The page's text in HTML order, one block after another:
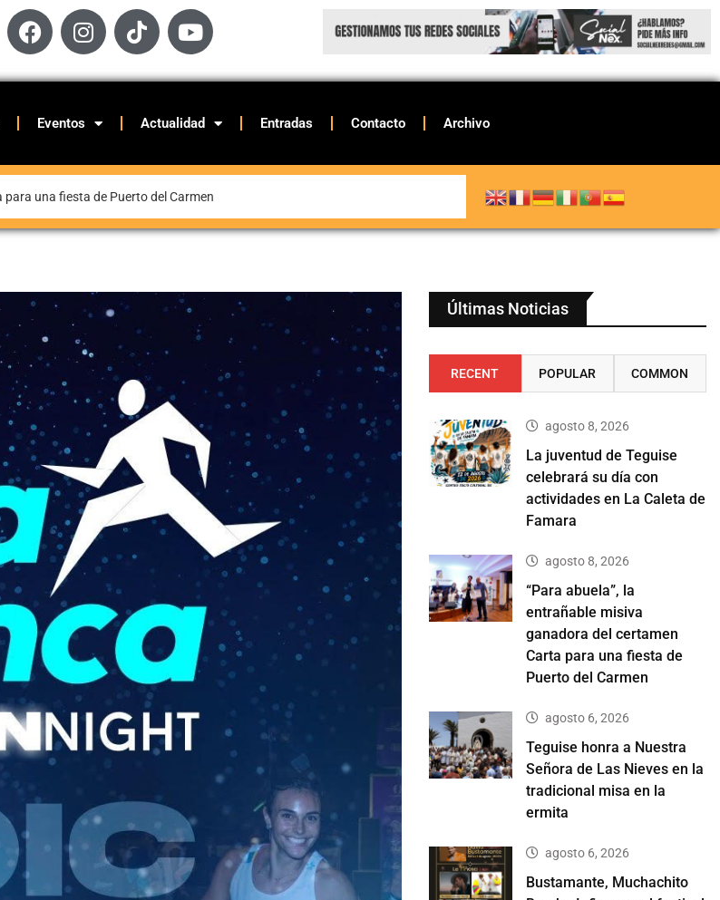
Eventos Actualidad Entradas Contacto Archivo
Últimas Noticias
RECENT POPULAR COMMON
agosto 8, 2026
La juventud de Teguise
celebrará su día con
actividades en La Caleta de
Famara
agosto 8, 2026
“Para abuela”, la
entrañable misiva
ganadora del certamen
Carta para una fiesta de
Puerto del Carmen
agosto 6, 2026
Teguise honra a Nuestra
Señora de Las Nieves en la
tradicional misa en la
ermita
agosto 6, 2026
Bustamante, Muchachito